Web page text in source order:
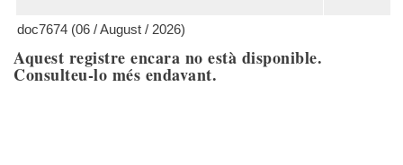
doc7674 (06 / August / 2026)
Aquest registre encara no està disponible.
Consulteu-lo més endavant.